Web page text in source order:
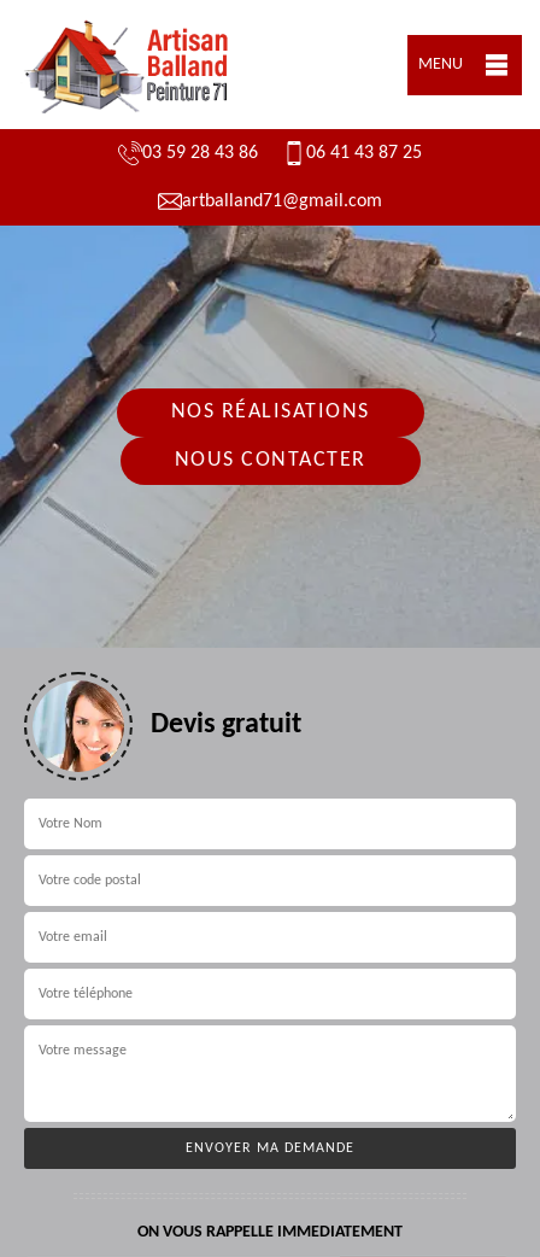
MENU
03 59 28 43 86 06 41 43 87 25
artballand71@gmail.com
NOS RÉALISATIONS
NOUS CONTACTER
Devis gratuit
ON VOUS RAPPELLE IMMEDIATEMENT